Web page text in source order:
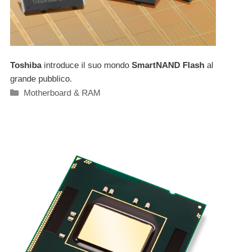
Toshiba introduce il suo mondo SmartNAND Flash al
grande pubblico.
Categorie
Motherboard & RAM